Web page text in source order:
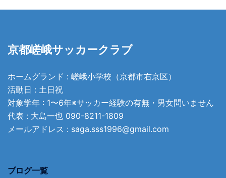
京都嵯峨サッカークラブ
ホームグランド : 嵯峨小学校（京都市右京区）
活動日 : 土日祝
対象学年 : 1〜6年※サッカー経験の有無・男女問いません
代表 : 大島一也 090-8211-1809
メールアドレス : saga.sss1996@gmail.com
ブログ一覧